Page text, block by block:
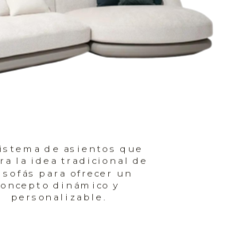
de asientos que
la idea tradicional de
sofás para ofrecer un
dinámico y
personalizable.